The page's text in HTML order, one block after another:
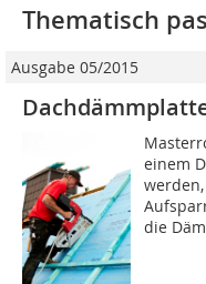
Thematisch
Ausgabe 05/2015
einem
die